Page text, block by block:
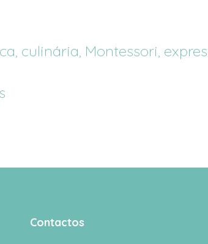
culinária, Montessori,
Contactos